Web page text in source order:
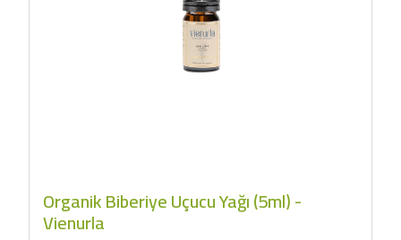
Organik Biberiye Uçucu Yağı (5ml) -
Vienurla